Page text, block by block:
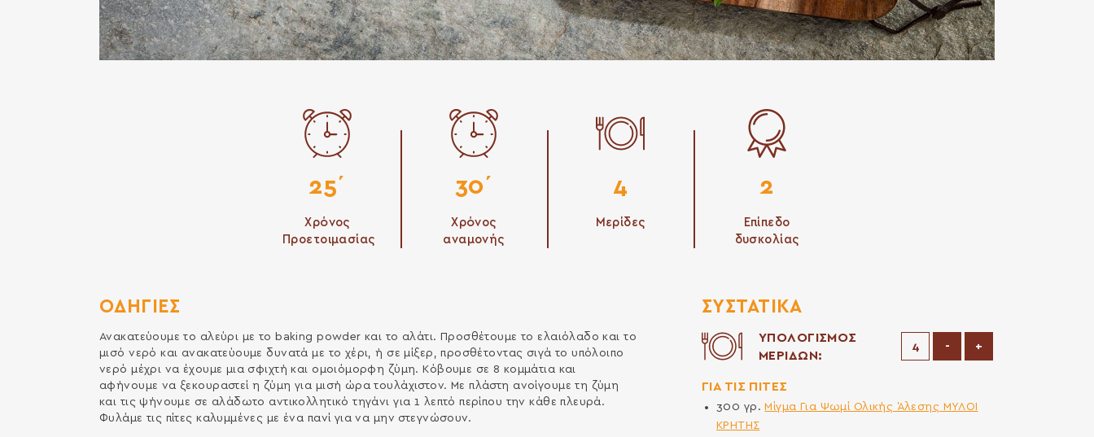
25΄
Χρόνος
Προετοιμασίας
30΄
Χρόνος
αναμονής
4
Μερίδες
2
Επίπεδο
δυσκολίας
ΟΔΗΓΙΕΣ
Ανακατεύουμε το αλεύρι με το baking powder και το αλάτι. Προσθέτουμε το ελαιόλαδο και το
μισό νερό και ανακατεύουμε δυνατά με το χέρι, ή σε μίξερ, προσθέτοντας σιγά το υπόλοιπο
νερό μέχρι να έχουμε μια σφιχτή και ομοιόμορφη ζύμη. Κόβουμε σε 8 κομμάτια και
αφήνουμε να ξεκουραστεί η ζύμη για μισή ώρα τουλάχιστον. Με πλάστη ανοίγουμε τη ζύμη
και τις ψήνουμε σε αλάδωτο αντικολλητικό τηγάνι για 1 λεπτό περίπου την κάθε πλευρά.
Φυλάμε τις πίτες καλυμμένες με ένα πανί για να μην στεγνώσουν.
ΣΥΣΤΑΤΙΚΆ
ΥΠΟΛΟΓΙΣΜΟΣ
ΜΕΡΙΔΩΝ:
-Μείωση μερίδων
+
ΓΙΑ ΤΙΣ ΠΙΤΕΣ
300 γρ. Μίγμα Για Ψωμί Ολικής Άλεσης ΜΥΛΟΙ
ΚΡΗΤΗΣ